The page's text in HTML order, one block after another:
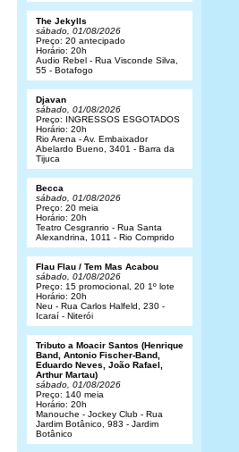
The Jekylls
sábado, 01/08/2026
Preço: 20 antecipado
Horário: 20h
Audio Rebel - Rua Visconde Silva,
55 - Botafogo
Djavan
sábado, 01/08/2026
Preço: INGRESSOS ESGOTADOS
Horário: 20h
Rio Arena - Av. Embaixador
Abelardo Bueno, 3401 - Barra da
Tijuca
Becca
sábado, 01/08/2026
Preço: 20 meia
Horário: 20h
Teatro Cesgranrio - Rua Santa
Alexandrina, 1011 - Rio Comprido
Flau Flau / Tem Mas Acabou
sábado, 01/08/2026
Preço: 15 promocional, 20 1º lote
Horário: 20h
Neu - Rua Carlos Halfeld, 230 -
Icaraí - Niterói
Tributo a Moacir Santos (Henrique
Band, Antonio Fischer-Band,
Eduardo Neves, João Rafael,
Arthur Martau)
sábado, 01/08/2026
Preço: 140 meia
Horário: 20h
Manouche - Jockey Club - Rua
Jardim Botânico, 983 - Jardim
Botânico